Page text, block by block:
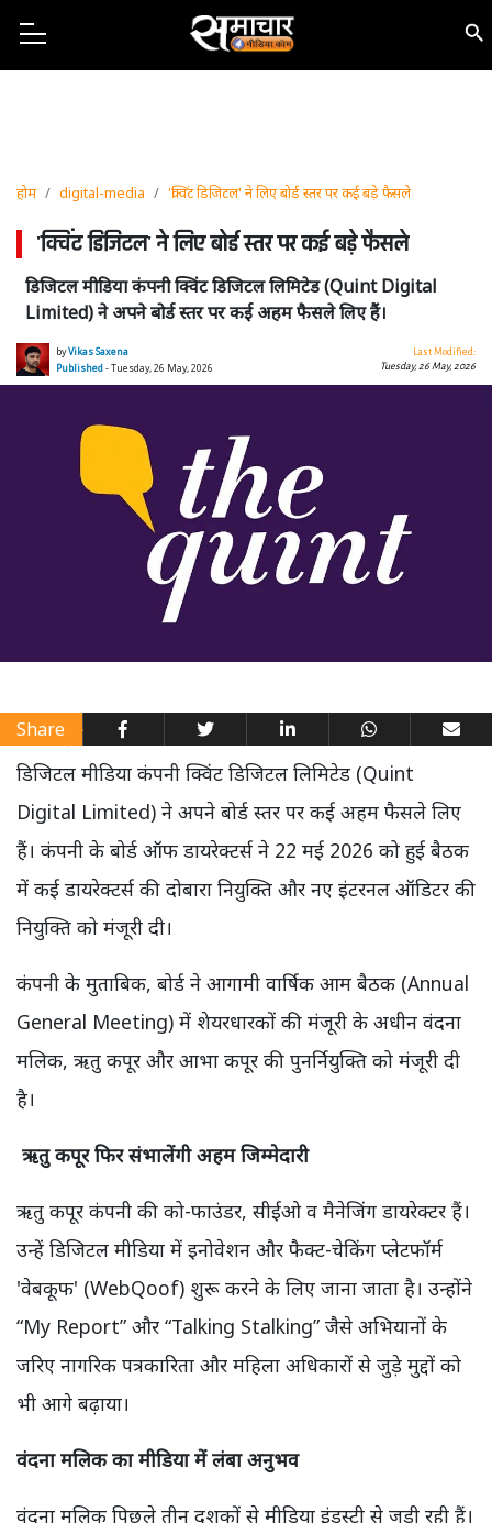
होम digital-media 'क्विंट डिजिटल' ने लिए बोर्ड स्तर पर कई बड़े फैसले
'क्विंट डिजिटल' ने लिए बोर्ड स्तर पर कई बड़े फैसले
डिजिटल मीडिया कंपनी क्विंट डिजिटल लिमिटेड (Quint Digital
Limited) ने अपने बोर्ड स्तर पर कई अहम फैसले लिए हैं।
byVikas Saxena
Published- Tuesday, 26 May, 2026
Last Modified:
Tuesday, 26 May, 2026
Share
डिजिटल मीडिया कंपनी क्विंट डिजिटल लिमिटेड (Quint
Digital Limited) ने अपने बोर्ड स्तर पर कई अहम फैसले लिए
हैं। कंपनी के बोर्ड ऑफ डायरेक्टर्स ने 22 मई 2026 को हुई बैठक
में कई डायरेक्टर्स की दोबारा नियुक्ति और नए इंटरनल ऑडिटर की
नियुक्ति को मंजूरी दी।
कंपनी के मुताबिक, बोर्ड ने आगामी वार्षिक आम बैठक (Annual
General Meeting) में शेयरधारकों की मंजूरी के अधीन वंदना
मलिक, ऋतु कपूर और आभा कपूर की पुनर्नियुक्ति को मंजूरी दी
है।
ऋतु कपूर फिर संभालेंगी अहम जिम्मेदारी
ऋतु कपूर कंपनी की को-फाउंडर, सीईओ व मैनेजिंग डायरेक्टर हैं।
उन्हें डिजिटल मीडिया में इनोवेशन और फैक्ट-चेकिंग प्लेटफॉर्म
'वेबकूफ' (WebQoof) शुरू करने के लिए जाना जाता है। उन्होंने
“My Report” और “Talking Stalking” जैसे अभियानों के
जरिए नागरिक पत्रकारिता और महिला अधिकारों से जुड़े मुद्दों को
भी आगे बढ़ाया।
वंदना मलिक का मीडिया में लंबा अनुभव
वंदना मलिक पिछले तीन दशकों से मीडिया इंडस्ट्री से जुड़ी रही हैं।